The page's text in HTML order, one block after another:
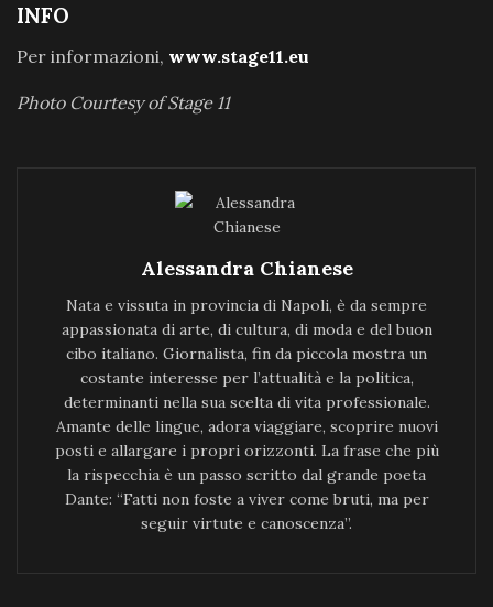
INFO
Per informazioni, www.stage11.eu
Photo Courtesy of Stage 11
Alessandra Chianese
Nata e vissuta in provincia di Napoli, è da sempre
appassionata di arte, di cultura, di moda e del buon
cibo italiano. Giornalista, fin da piccola mostra un
costante interesse per l’attualità e la politica,
determinanti nella sua scelta di vita professionale.
Amante delle lingue, adora viaggiare, scoprire nuovi
posti e allargare i propri orizzonti. La frase che più
la rispecchia è un passo scritto dal grande poeta
Dante: “Fatti non foste a viver come bruti, ma per
seguir virtute e canoscenza”.